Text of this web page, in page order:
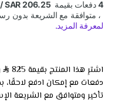
اشترِ هذا المنتج بقيمة 825
دفعات مع إمكان ادفع لاحقًا،
تأخير ومتوافق مع الشريعة